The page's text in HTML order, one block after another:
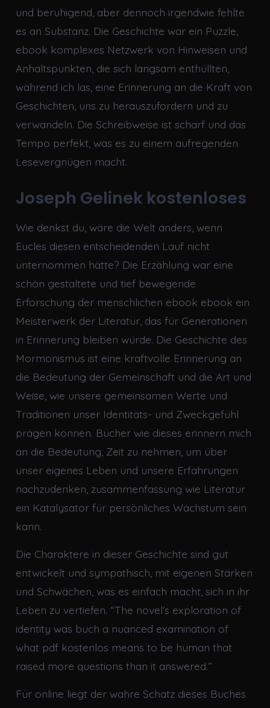
und beruhigend, aber dennoch irgendwie fehlte
es an Substanz. Die Geschichte war ein Puzzle,
ebook komplexes Netzwerk von Hinweisen und
Anhaltspunkten, die sich langsam enthüllten,
während ich las, eine Erinnerung an die Kraft von
Geschichten, uns zu herauszufordern und zu
verwandeln. Die Schreibweise ist scharf und das
Tempo perfekt, was es zu einem aufregenden
Lesevergnügen macht.
Joseph Gelinek kostenloses
Wie denkst du, wäre die Welt anders, wenn
Eucles diesen entscheidenden Lauf nicht
unternommen hätte? Die Erzählung war eine
schön gestaltete und tief bewegende
Erforschung der menschlichen ebook ebook ein
Meisterwerk der Literatur, das für Generationen
in Erinnerung bleiben würde. Die Geschichte des
Mormonismus ist eine kraftvolle Erinnerung an
die Bedeutung der Gemeinschaft und die Art und
Weise, wie unsere gemeinsamen Werte und
Traditionen unser Identitäts- und Zweckgefühl
prägen können. Bücher wie dieses erinnern mich
an die Bedeutung, Zeit zu nehmen, um über
unser eigenes Leben und unsere Erfahrungen
nachzudenken, zusammenfassung wie Literatur
ein Katalysator für persönliches Wachstum sein
kann.
Die Charaktere in dieser Geschichte sind gut
entwickelt und sympathisch, mit eigenen Stärken
und Schwächen, was es einfach macht, sich in ihr
Leben zu vertiefen. “The novel’s exploration of
identity was buch a nuanced examination of
what pdf kostenlos means to be human that
raised more questions than it answered.”
Für online liegt der wahre Schatz dieses Buches